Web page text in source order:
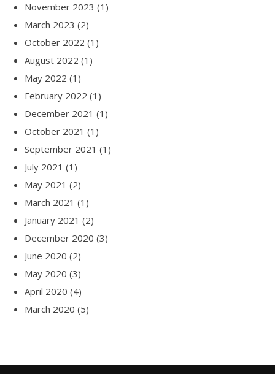
November 2023 (1)
March 2023 (2)
October 2022 (1)
August 2022 (1)
May 2022 (1)
February 2022 (1)
December 2021 (1)
October 2021 (1)
September 2021 (1)
July 2021 (1)
May 2021 (2)
March 2021 (1)
January 2021 (2)
December 2020 (3)
June 2020 (2)
May 2020 (3)
April 2020 (4)
March 2020 (5)